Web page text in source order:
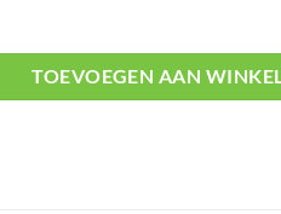
TOEVOEGEN AAN